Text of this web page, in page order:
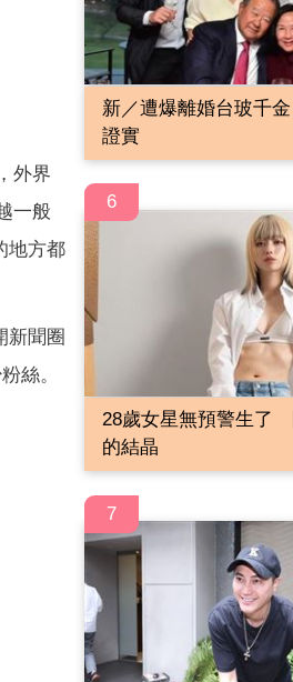
外界
一般
地方都
新聞圈
絲。
新／遭爆離婚台玻千
證實
6
28歲女星無預警生了
的結晶
7